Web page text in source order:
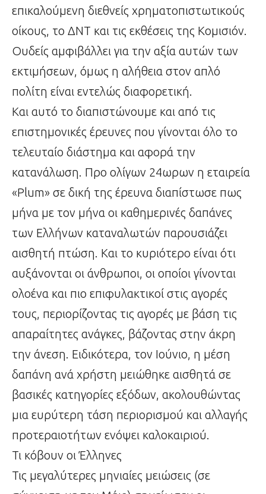
επικαλούμενη διεθνείς χρηματοπιστωτικούς
οίκους, το ΔΝΤ και τις εκθέσεις της Κομισιόν.
Ουδείς αμφιβάλλει για την αξία αυτών των
εκτιμήσεων, όμως η αλήθεια στον απλό
πολίτη είναι εντελώς διαφορετική.
Και αυτό το διαπιστώνουμε και από τις
επιστημονικές έρευνες που γίνονται όλο το
τελευταίο διάστημα και αφορά την
κατανάλωση. Προ ολίγων 24ωρων η εταιρεία
«Plum» σε δική της έρευνα διαπίστωσε πως
μήνα με τον μήνα οι καθημερινές δαπάνες
των Ελλήνων καταναλωτών παρουσιάζει
αισθητή πτώση. Και το κυριότερο είναι ότι
αυξάνονται οι άνθρωποι, οι οποίοι γίνονται
ολοένα και πιο επιφυλακτικοί στις αγορές
τους, περιορίζοντας τις αγορές με βάση τις
απαραίτητες ανάγκες, βάζοντας στην άκρη
την άνεση. Ειδικότερα, τον Ιούνιο, η μέση
δαπάνη ανά χρήστη μειώθηκε αισθητά σε
βασικές κατηγορίες εξόδων, ακολουθώντας
μια ευρύτερη τάση περιορισμού και αλλαγής
προτεραιοτήτων ενόψει καλοκαιριού.
Τι κόβουν οι Έλληνες
Τις μεγαλύτερες μηνιαίες μειώσεις (σε